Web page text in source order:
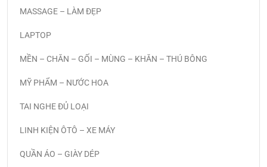
MASSAGE – LÀM ĐẸP
LAPTOP
MỀN – CHĂN – GỐI – MÙNG – KHĂN – THÚ BÔNG
MỸ PHẨM – NƯỚC HOA
TAI NGHE ĐỦ LOẠI
LINH KIỆN ÔTÔ – XE MÁY
QUẦN ÁO – GIÀY DÉP